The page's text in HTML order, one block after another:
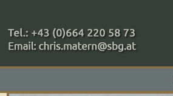
+43 (0)664 220 58 73